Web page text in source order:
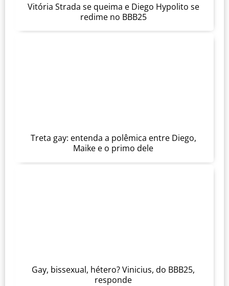
Vitória Strada se queima e Diego Hypolito se
redime no BBB25
Treta gay: entenda a polêmica entre Diego,
Maike e o primo dele
Gay, bissexual, hétero? Vinicius, do BBB25,
responde